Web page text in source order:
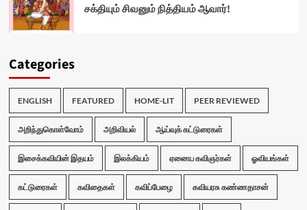
சக்தியும் சிவனும் நித்தியம் ஆவார்!
Categories
ENGLISH FEATURED HOME-LIT PEER REVIEWED
அறிந்துகொள்வோம் அறிவியல் ஆய்வுக் கட்டுரைகள்
இசைக்கவியின் இதயம் இலக்கியம் ஏனைய கவிஞர்கள் ஓவியங்கள்
கட்டுரைகள் கவிதைகள் கவிப்பேழை கவியரசு கண்ணதாசன்